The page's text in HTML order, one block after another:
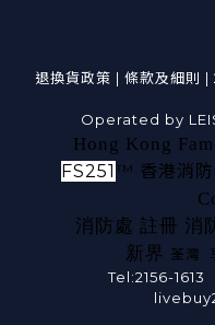
退換貨政策 | 條款及細則 |
Operated by
Hong Kong
FS251 ™ 香港消
消防處 註冊 消
新界 荃灣
Tel:2156-